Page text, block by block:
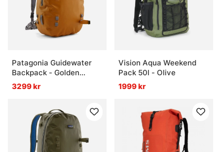
Patagonia Guidewater
Backpack - Golden
Caramel w/Noble Grey
3299 kr
Vision Aqua Weekend
Pack 50l - Olive
1999 kr